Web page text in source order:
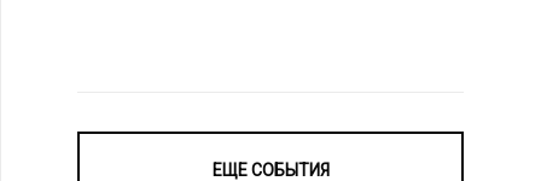
ЕЩЕ СОБЫТИЯ